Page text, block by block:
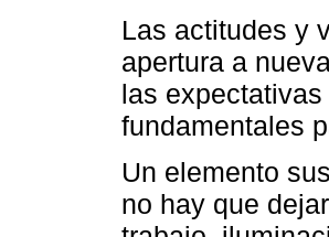
Las actitudes y
apertura a
las
fundamentales
Un elemento
no hay que